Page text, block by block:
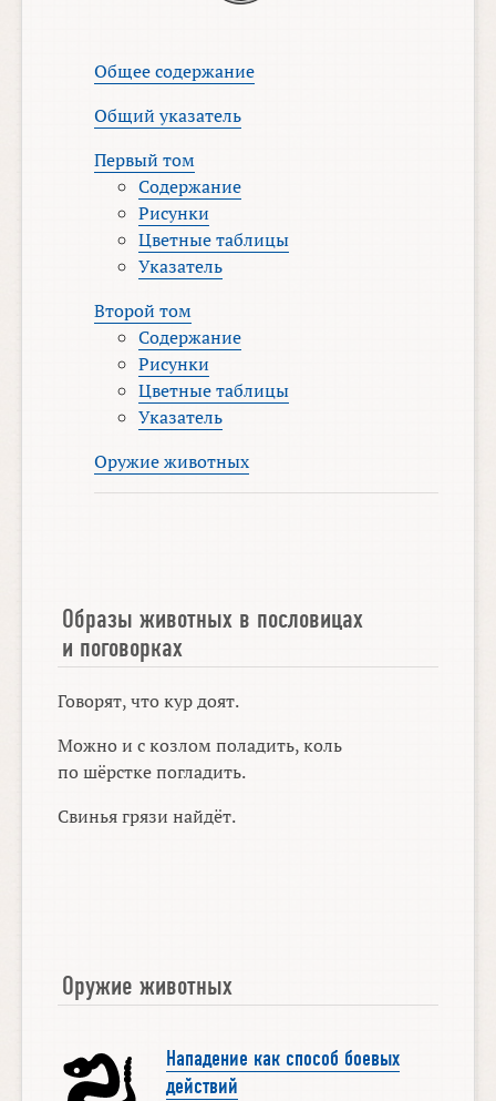
Общее содержание
Общий указатель
Первый том
Содержание
Рисунки
Цветные таблицы
Указатель
Второй том
Содержание
Рисунки
Цветные таблицы
Указатель
Оружие животных
Образы животных в пословицах
и поговорках
Говорят, что кур доят.
Можно и с козлом поладить, коль
по шёрстке погладить.
Свинья грязи найдёт.
Оружие животных
Нападение как способ боевых
действий